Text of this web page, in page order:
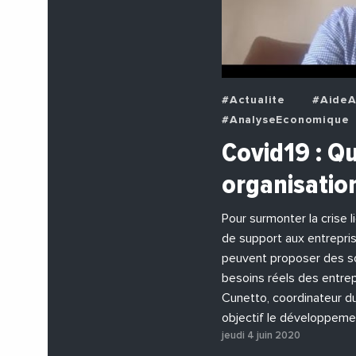
#Actualite
#AnalyseEconomique
#BuzzNews
#EnDirectDe
#PhotosEtVideos
Covid19 :
Pour surmonter la crise
de support aux
peuvent proposer des
besoins réels des
Cunetto, coordinateur
objectif le
jeudi 4 juin 2020